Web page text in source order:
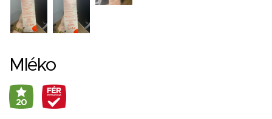
Mléko
20